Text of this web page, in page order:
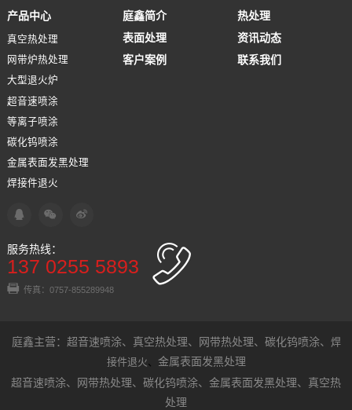
产品中心
真空热处理
网带炉热处理
大型退火炉
超音速喷涂
等离子喷涂
碳化钨喷涂
金属表面发黑处理
焊接件退火
庭鑫简介
热处理
表面处理
资讯动态
客户案例
联系我们
服务热线：
137 0255 5893
传真：0757-855289948
庭鑫主营： 超音速喷涂、 真空热处理、 网带热处理、 碳化钨喷涂、 焊
接件退火、 金属表面发黑处理
超音速喷涂、 网带热处理、 碳化钨喷涂、 金属表面发黑处理、 真空热
处理